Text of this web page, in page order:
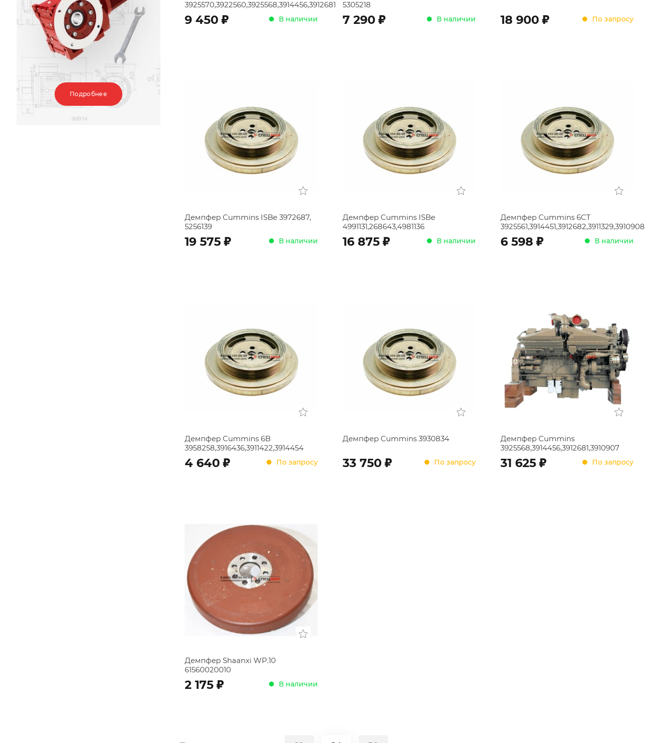
Подробнее
3925570,3922560,3925568,3914456,3912681
9 450 ; В наличии
5305218
7 290 ; В наличии 18 900 ; По запросу
Демпфер Cummins ISBe 3972687,
5256139
19 575 ; В наличии
Демпфер Cummins ISBe
4991131,268643,4981136
16 875 ; В наличии
Демпфер Cummins 6CT
3925561,3914451,3912682,3911329,3910908
6 598 ; В наличии
Демпфер Cummins 6B
3958258,3916436,3911422,3914454
4 640 ; По запросу
Демпфер Cummins 3930834
33 750 ; По запросу
Демпфер Cummins
3925568,3914456,3912681,3910907
31 625 ; По запросу
Демпфер Shaanxi WP.10
61560020010
2 175 ; В наличии